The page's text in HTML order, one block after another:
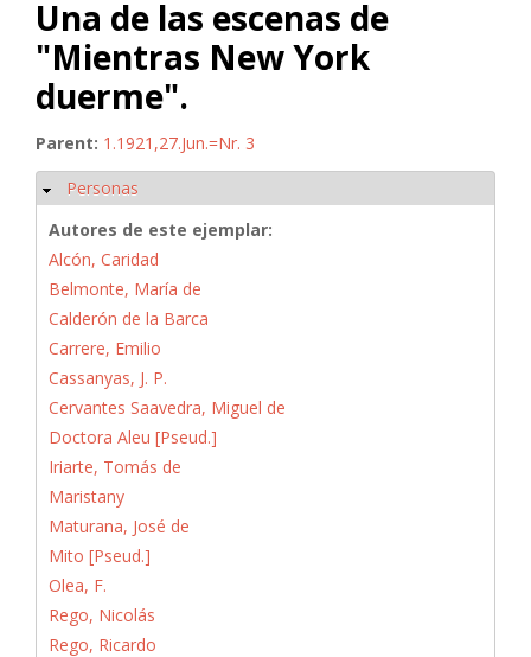
Una de las escenas de
"Mientras New York
duerme".
Parent: 1.1921,27.Jun.=Nr. 3
Ocultar
Personas
Autores de este ejemplar:
Alcón, Caridad
Belmonte, María de
Calderón de la Barca
Carrere, Emilio
Cassanyas, J. P.
Cervantes Saavedra, Miguel de
Doctora Aleu [Pseud.]
Iriarte, Tomás de
Maristany
Maturana, José de
Mito [Pseud.]
Olea, F.
Rego, Nicolás
Rego, Ricardo